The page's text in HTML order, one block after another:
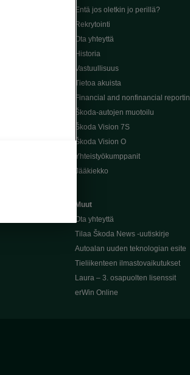
Entä jos oletkin jo perillä?
Rekrytointi
Ota yhteyttä
Historia
Vastuullisuus
Tietoa akuista
Financial and nonfinancial reportin
Škoda-autojen muotoilu
Škoda Vision 7S
Škoda Vision O
Yhteistyökumppanit
Jääkiekko
Muut
Ota yhteyttä
Tilaa Škoda News -uutiskirje
Autoalan uuden teknologian esite
Tieliikenteen ilmastovaikutukset
Laura – 3. osapuolten lisenssit
erWin Online